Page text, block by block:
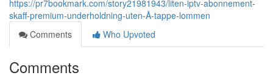
https://pr7bookmark.com/story21981943/liten-iptv-abonnement-
skaff-premium-underholdning-uten-Å-tappe-lommen
Comments
Who Upvoted
Comments